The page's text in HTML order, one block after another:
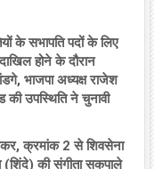
के सभापति पदों के लिए
होने के दौरान
भाजपा अध्यक्ष राजेश
की उपस्थिति ने चुनावी
क्रमांक 2 से शिवसेना
की संगीता सकपाले